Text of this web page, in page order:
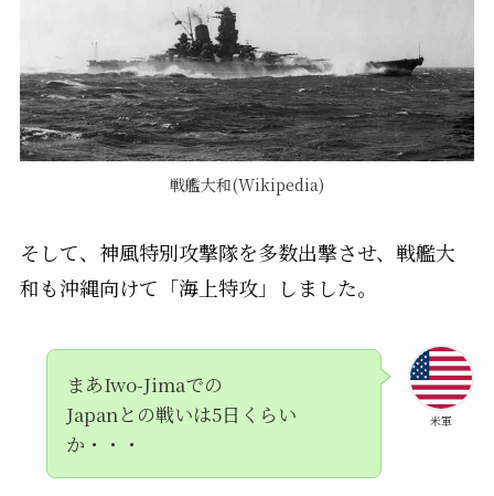
戦艦大和(Wikipedia)
そして、神風特別攻撃隊を多数出撃させ、戦艦大
和も沖縄向けて「海上特攻」しました。
米軍
まあIwo-Jimaでの
Japanとの戦いは5日くらい
か・・・